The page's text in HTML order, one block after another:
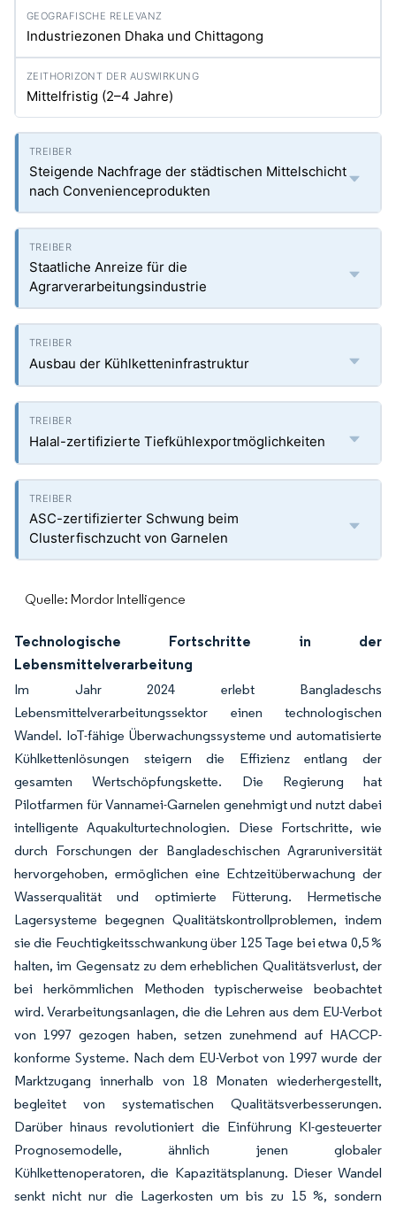
Industriezonen Dhaka und Chittagong
Mittelfristig (2–4 Jahre)
Steigende Nachfrage der städtischen Mittelschicht
nach Convenienceprodukten
Staatliche Anreize für die
Agrarverarbeitungsindustrie
Ausbau der Kühlketteninfrastruktur
Halal-zertifizierte Tiefkühlexportmöglichkeiten
ASC-zertifizierter Schwung beim
Clusterfischzucht von Garnelen
Quelle: Mordor Intelligence
Technologische Fortschritte in der
Lebensmittelverarbeitung
Im Jahr 2024 erlebt Bangladeschs
Lebensmittelverarbeitungssektor einen technologischen
Wandel. IoT-fähige Überwachungssysteme und automatisierte
Kühlkettenlösungen steigern die Effizienz entlang der
gesamten Wertschöpfungskette. Die Regierung hat
Pilotfarmen für Vannamei-Garnelen genehmigt und nutzt dabei
intelligente Aquakulturtechnologien. Diese Fortschritte, wie
durch Forschungen der Bangladeschischen Agraruniversität
hervorgehoben, ermöglichen eine Echtzeitüberwachung der
Wasserqualität und optimierte Fütterung. Hermetische
Lagersysteme begegnen Qualitätskontrollproblemen, indem
sie die Feuchtigkeitsschwankung über 125 Tage bei etwa 0,5 %
halten, im Gegensatz zu dem erheblichen Qualitätsverlust, der
bei herkömmlichen Methoden typischerweise beobachtet
wird. Verarbeitungsanlagen, die die Lehren aus dem EU-Verbot
von 1997 gezogen haben, setzen zunehmend auf HACCP-
konforme Systeme. Nach dem EU-Verbot von 1997 wurde der
Marktzugang innerhalb von 18 Monaten wiederhergestellt,
begleitet von systematischen Qualitätsverbesserungen.
Darüber hinaus revolutioniert die Einführung KI-gesteuerter
Prognosemodelle, ähnlich jenen globaler
Kühlkettenoperatoren, die Kapazitätsplanung. Dieser Wandel
senkt nicht nur die Lagerkosten um bis zu 15 %, sondern